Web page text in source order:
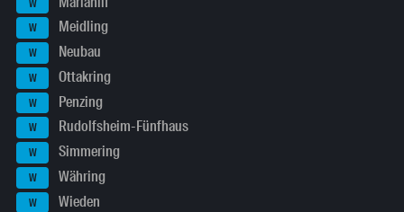
W
W Meidling
W Neubau
W Ottakring
W Penzing
W Rudolfsheim-Fünfhaus
W Simmering
W Währing
W Wieden